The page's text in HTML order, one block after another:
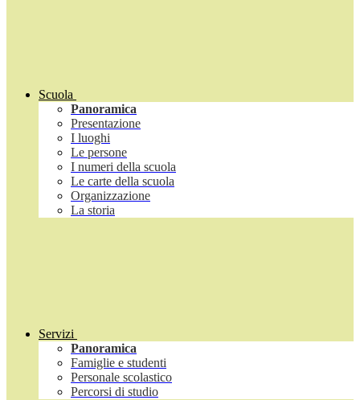
Scuola
Panoramica
Presentazione
I luoghi
Le persone
I numeri della scuola
Le carte della scuola
Organizzazione
La storia
Servizi
Panoramica
Famiglie e studenti
Personale scolastico
Percorsi di studio